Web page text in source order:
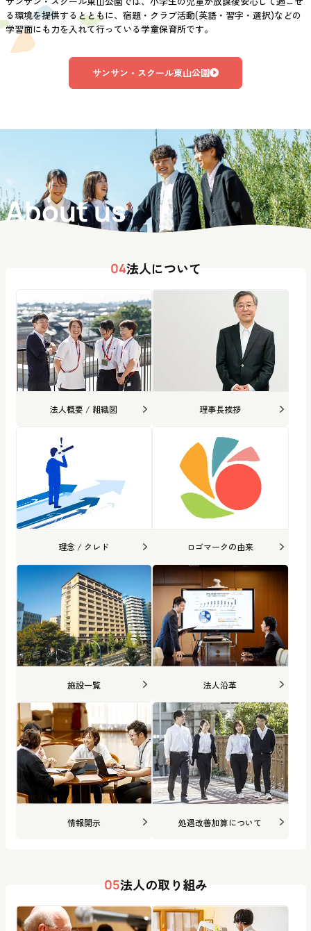
る環境を提供するとともに、宿題・クラブ活動(英語・習字・選択)などの
学習面にも力を入れて行っている学童保育所です。
サンサン・スクール東山公園
About us
04法人について
法人概要 / 組織図 理事長挨拶
理念 / クレド ロゴマークの由来
施設一覧 法人沿革
情報開示 処遇改善加算について
05法人の取り組み